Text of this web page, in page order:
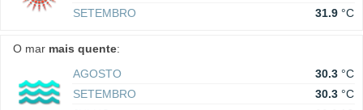
SETEMBRO
31.9 °C
O mar mais quente:
AGOSTO
30.3 °C
SETEMBRO
30.3 °C